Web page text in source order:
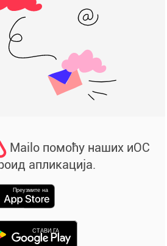
Mailo помоћу наших иОС
апликација.
Преузмите на
СТАВИ ГА